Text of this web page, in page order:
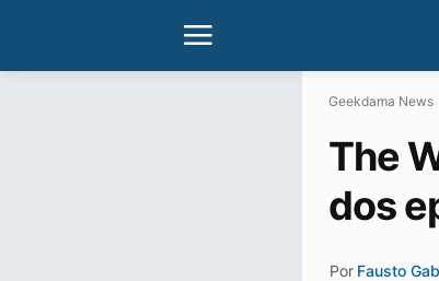
Geekdama News
The
dos
Por Fausto